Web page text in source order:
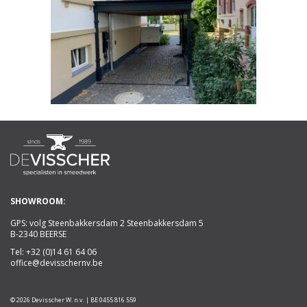
SHOWROOM:
GPS: volg Steenbakkersdam 2 Steenbakkersdam 5
B-2340 BEERSE
Tel: +32 (0)14 61 64 06
office@devisschernv.be
© 2026 Devisscher W. n.v. | BE 0455 816 559